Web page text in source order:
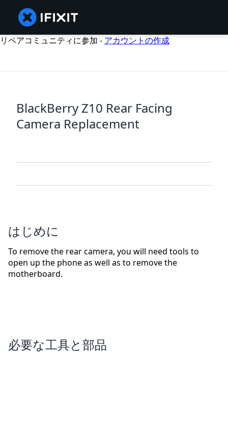
リペアコミュニティに参加 - アカウントの作成
BlackBerry Z10 Rear Facing
Camera Replacement
はじめに
To remove the rear camera, you will need tools to
open up the phone as well as to remove the
motherboard.
必要な工具と部品